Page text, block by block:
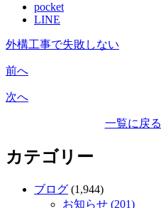
pocket
LINE
外構工事で失敗しない
前へ
次へ
一覧に戻る
カテゴリー
ブログ (1,944)
お知らせ (201)